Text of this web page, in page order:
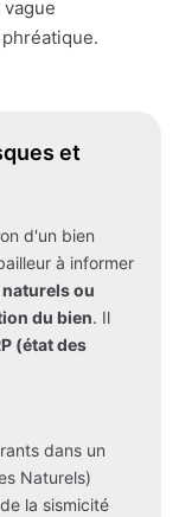
et
d'un bien
à informer
ou
du bien. Il
(état des
dans un
Naturels)
la sismicité